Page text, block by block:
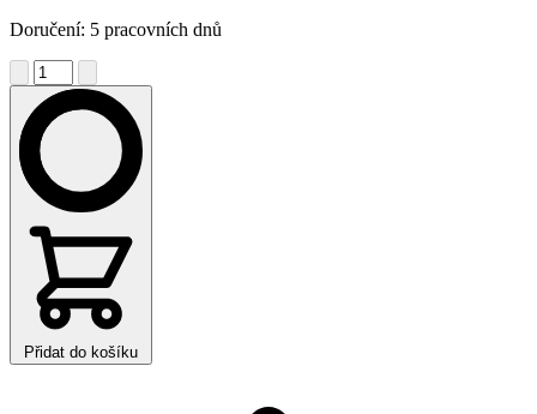
Doručení: 5 pracovních dnů
Přidat do košíku